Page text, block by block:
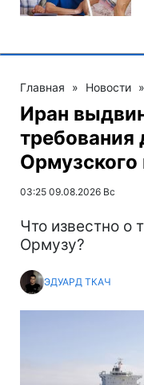
Главная » Новости »
Иран
требования
Ормузского
03:25 09.08.2026 Вс
Что известно о
Ормузу?
ЭДУАРД ТКАЧ